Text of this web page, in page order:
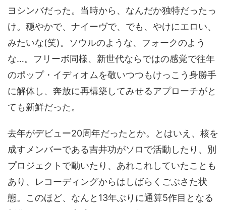
ヨシンバだった。当時から、なんだか独特だったっ
け。穏やかで、ナイーヴで、でも、やけにエロい、
みたいな(笑)。ソウルのような、フォークのよう
な…。フリーボ同様、新世代ならではの感覚で往年
のポップ・イディオムを敬いつつもけっこう身勝手
に解体し、奔放に再構築してみせるアプローチがと
ても新鮮だった。
去年がデビュー20周年だったとか。とはいえ、核を
成すメンバーである吉井功がソロで活動したり、別
プロジェクトで動いたり、あれこれしていたことも
あり、レコーディングからはしばらくごぶさた状
態。このほど、なんと13年ぶりに通算5作目となる